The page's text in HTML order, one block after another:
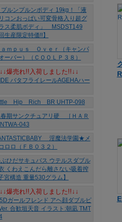
↓↓爆売れ!!入荷しました!!↓↓
↓↓爆売れ!!入荷しました!!↓↓